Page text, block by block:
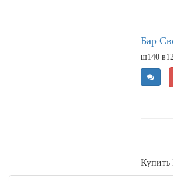
Бар
ш140
Купить